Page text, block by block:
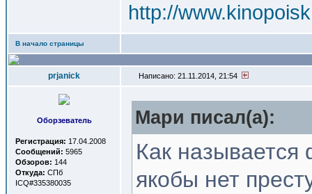
http://
В начало страницы
prjanick Написано: 21.11.2014, 21:54
Оборзеватель
Регистрация: 17.04.2008
Сообщений: 5965
Обзоров: 144
Откуда: СПб
ICQ#335380035
Мари писал(a):
Как
якобы нет